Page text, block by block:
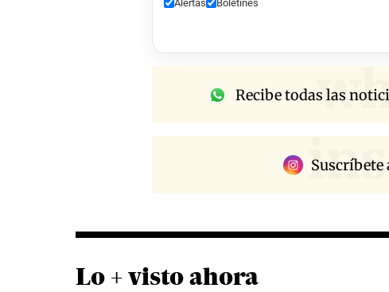
Alertas Boletines
Recibe todas las
Suscríbete
Lo + visto ahora